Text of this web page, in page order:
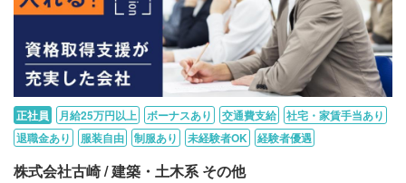
正社員 月給25万円以上 ボーナスあり 交通費支給
社宅・家賃手当あり
退職金あり
服装自由 制服あり 未経験者OK 経験者優遇
株式会社古崎 / 建築・土木系 その他